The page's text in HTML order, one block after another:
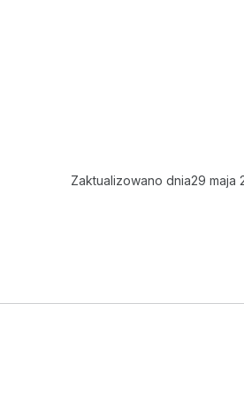
Zaktualizowano dnia29 maja